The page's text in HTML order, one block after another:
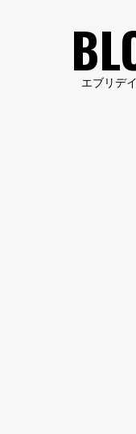
エブリデ